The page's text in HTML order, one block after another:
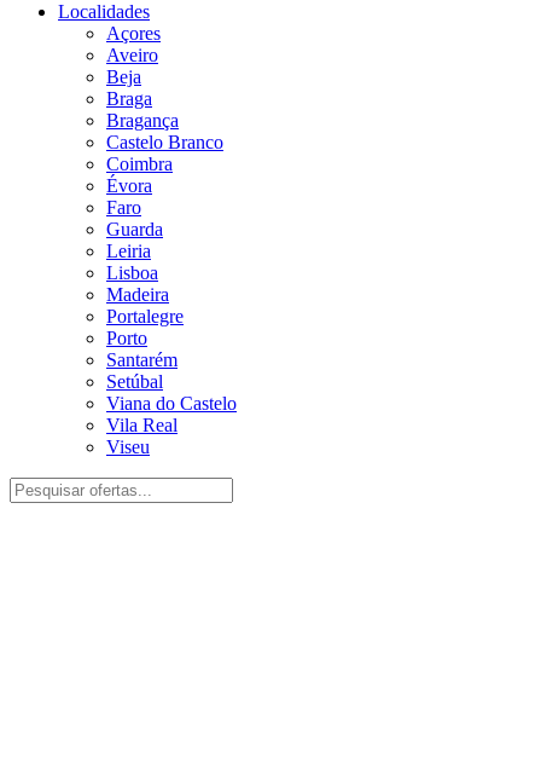
Localidades
Açores
Aveiro
Beja
Braga
Bragança
Castelo Branco
Coimbra
Évora
Faro
Guarda
Leiria
Lisboa
Madeira
Portalegre
Porto
Santarém
Setúbal
Viana do Castelo
Vila Real
Viseu